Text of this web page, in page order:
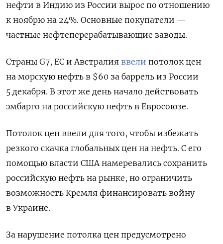
нефти в Индию из России вырос по отношению
к ноябрю на 24%. Основные покупатели —
частные нефтеперерабатывающие заводы.
Страны G7, ЕС и Австралия ввели потолок цен
на морскую нефть в $60 за баррель из России
5 декабря. В этот же день начало действовать
эмбарго на российскую нефть в Евросоюзе.
Потолок цен ввели для того, чтобы избежать
резкого скачка глобальных цен на нефть. С его
помощью власти США намеревались сохранить
российскую нефть на рынке, но ограничить
возможность Кремля финансировать войну
в Украине.
За нарушение потолка цен предусмотрено